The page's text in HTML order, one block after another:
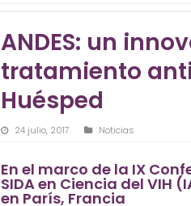
ANDES: un
tratamiento
Huésped
24 julio, 2017 Noticias
En el marco de la IX
SIDA en Ciencia del VIH
en París, Francia